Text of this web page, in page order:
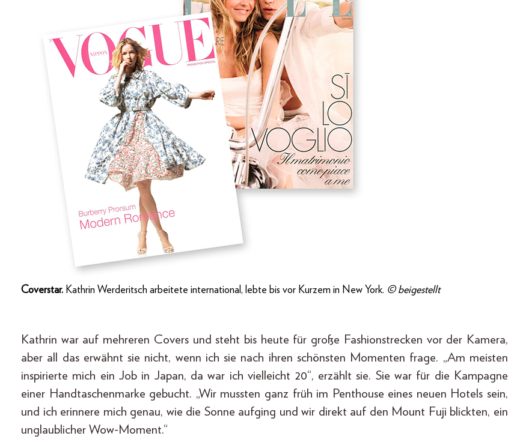
Coverstar. Kathrin Werderitsch arbeitete international, lebte bis vor Kurzem in New York. © beigestellt
Kathrin war auf mehreren Covers und steht bis heute für große Fashion­strecken vor der Kamera,
aber all das erwähnt sie nicht, wenn ich sie nach ihren schönsten Momenten frage. „Am meisten
inspirierte mich ein Job in Japan, da war ich vielleicht 20“, erzählt sie. Sie war für die Kampagne
einer Handtaschenmarke gebucht. „Wir mussten ganz früh im Penthouse eines neuen Hotels sein,
und ich erinnere mich genau, wie die Sonne aufging und wir direkt auf den Mount Fuji blickten, ein
unglaublicher Wow-Moment.“